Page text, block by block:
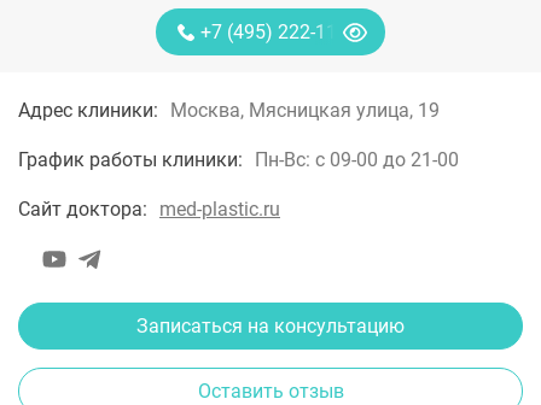
+7 (495) 222-11-13
Адрес клиники: Москва, Мясницкая улица, 19
График работы клиники: Пн-Вс: с 09-00 до 21-00
Сайт доктора: med-plastic.ru
Записаться на консультацию
Оставить отзыв